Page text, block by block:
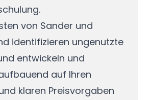
von Sander und
identifizieren ungenutzte
entwickeln und
auf Ihren
klaren Preisvorgaben